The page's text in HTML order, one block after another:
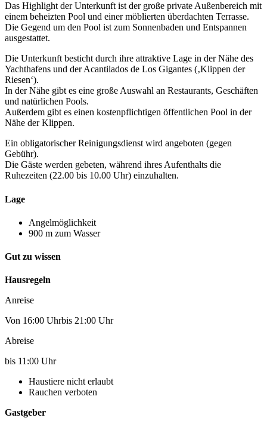
Das Highlight der Unterkunft ist der große private Außenbereich mit
einem beheizten Pool und einer möblierten überdachten Terrasse.
Die Gegend um den Pool ist zum Sonnenbaden und Entspannen
ausgestattet.
Die Unterkunft besticht durch ihre attraktive Lage in der Nähe des
Yachthafens und der Acantilados de Los Gigantes (‚Klippen der
Riesen‘).
In der Nähe gibt es eine große Auswahl an Restaurants, Geschäften
und natürlichen Pools.
Außerdem gibt es einen kostenpflichtigen öffentlichen Pool in der
Nähe der Klippen.
Ein obligatorischer Reinigungsdienst wird angeboten (gegen
Gebühr).
Die Gäste werden gebeten, während ihres Aufenthalts die
Ruhezeiten (22.00 bis 10.00 Uhr) einzuhalten.
Lage
Angelmöglichkeit
900 m zum Wasser
Gut zu wissen
Hausregeln
Anreise
Von 16:00 Uhrbis 21:00 Uhr
Abreise
bis 11:00 Uhr
Haustiere nicht erlaubt
Rauchen verboten
Gastgeber